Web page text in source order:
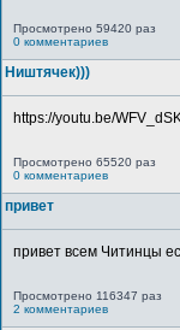
Просмотрено 59420 раз
0 комментариев
Ништячек)))
https://youtu.be/
Просмотрено 65520 раз
0 комментариев
привет
привет всем Читинцы
Просмотрено 116347 раз
2 комментариев